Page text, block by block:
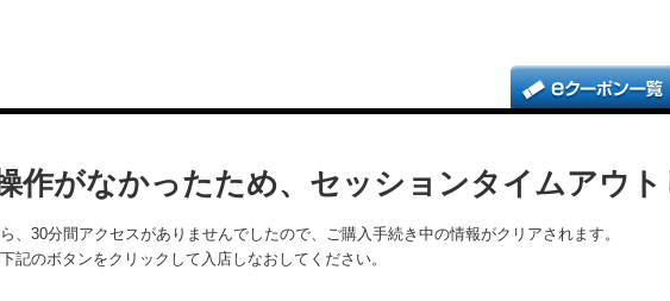
作がなかったため、セッションタイムアウト
、30分間アクセスがありませんでしたので、ご購入手続き中の情報がクリアされます。
記のボタンをクリックして入店しなおしてください。